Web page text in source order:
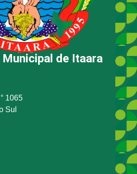
de Itaara
1065
Sul